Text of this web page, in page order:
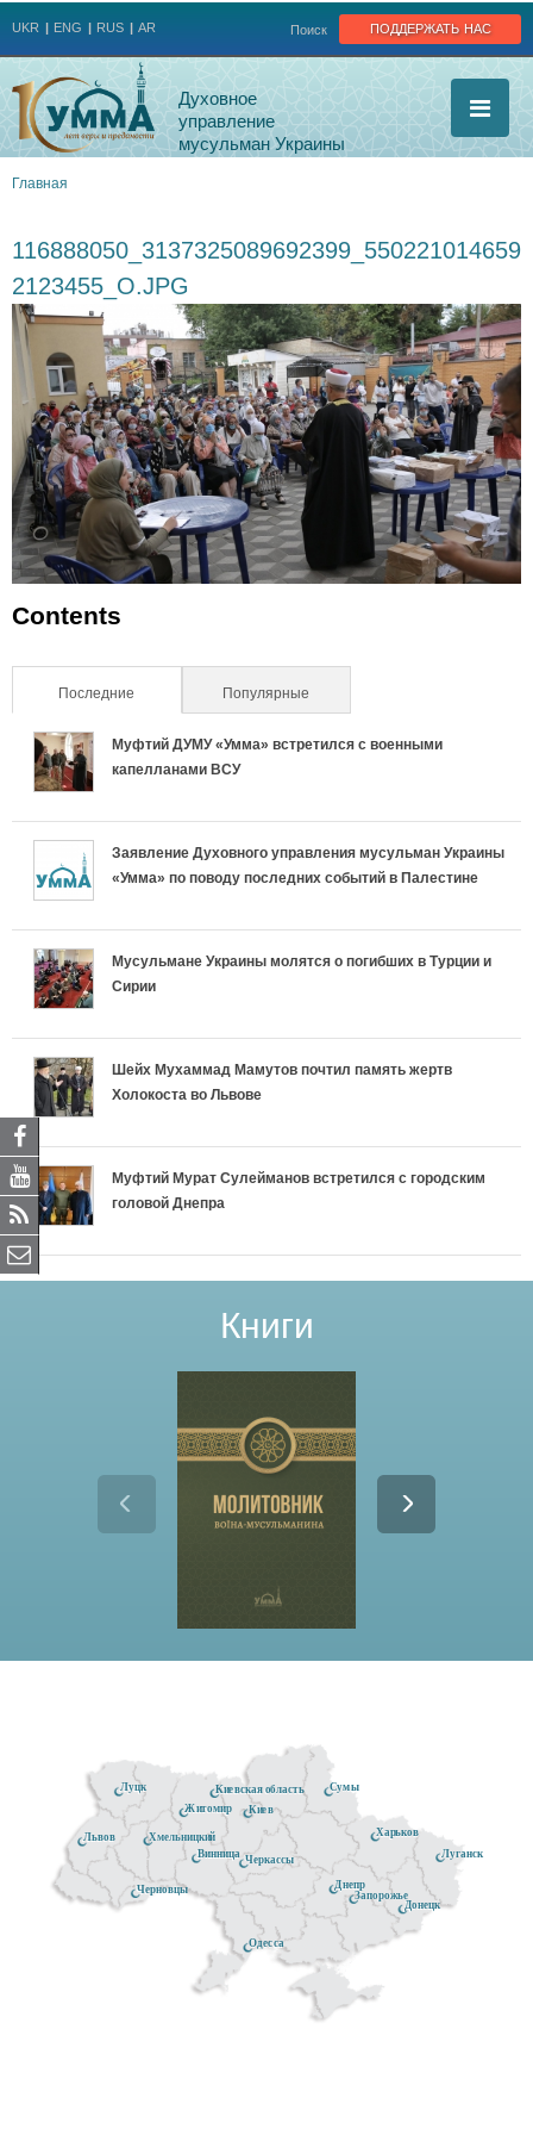
поддержать нас
Поиск
UKR ENG RUS AR
Духовное
управление
мусульман Украины
Главная
116888050_3137325089692399_550221014659
2123455_O.JPG
Contents
Последние (активная вкладка)Популярные
Муфтий ДУМУ «Умма» встретился с военными
капелланами ВСУ
Заявление Духовного управления мусульман Украины
«Умма» по поводу последних событий в Палестине
Мусульмане Украины молятся о погибших в Турции и
Сирии
Шейх Мухаммад Мамутов почтил память жертв
Холокоста во Львове
Муфтий Мурат Сулейманов встретился с городским
головой Днепра
Книги
Черкассы
Черновцы
Сумы
Луганск
Одесса
Донецк
Киев
Днепр
Киевская область
Запорожье
Житомир
Винница
Хмельницкий
Луцк
Львов Харьков